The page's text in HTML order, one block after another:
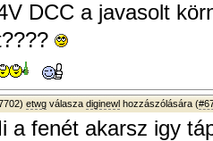
DCC a javasolt
etwg válasza diginewl hozzászólására (
a fenét akarsz igy